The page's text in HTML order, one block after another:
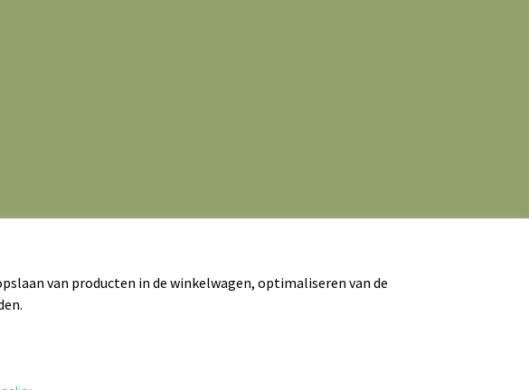
van producten in de winkelwagen, optimaliseren van de